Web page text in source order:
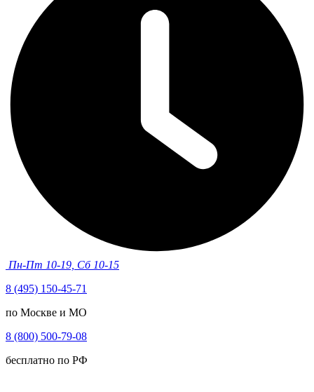
Пн-Пт 10-19, Сб 10-15
8 (495) 150-45-71
по Москве и МО
8 (800) 500-79-08
бесплатно по РФ